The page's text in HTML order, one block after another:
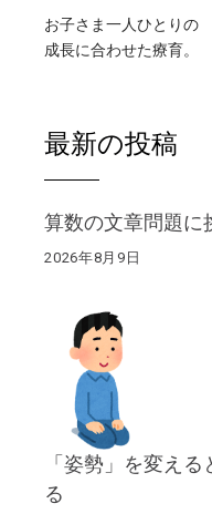
お子さま一人ひとりの
成長に合わせた療育。
最新の投稿
算数の文章問題に
2026年8月9日
「姿勢」を変え
る －